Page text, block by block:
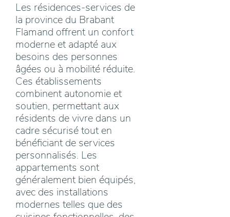
Les résidences-services de
la province du Brabant
Flamand offrent un confort
moderne et adapté aux
besoins des personnes
âgées ou à mobilité réduite.
Ces établissements
combinent autonomie et
soutien, permettant aux
résidents de vivre dans un
cadre sécurisé tout en
bénéficiant de services
personnalisés. Les
appartements sont
généralement bien équipés,
avec des installations
modernes telles que des